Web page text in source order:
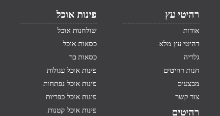
רהיטי עץ
אודות
רהיטי עץ מלא
גלריה
חנות רהיטים
מבצעים
צור קשר
רהיטים
פינות אוכל
שולחנות אוכל
כסאות אוכל
כסאות בר
פינות אוכל עגולות
פינות אוכל נפתחות
פינות אוכל כפריות
פינות אוכל קטנות